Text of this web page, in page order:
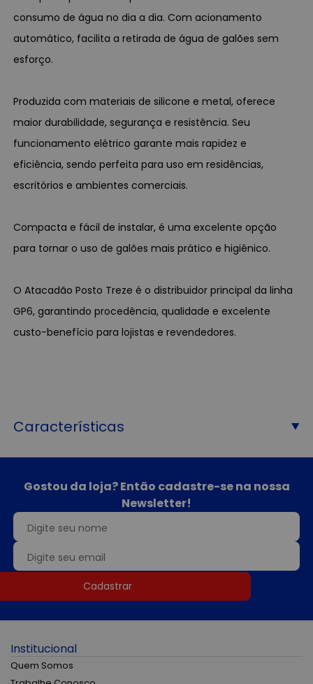
consumo de água no dia a dia. Com acionamento
automático, facilita a retirada de água de galões sem
esforço.
Produzida com materiais de silicone e metal, oferece
maior durabilidade, segurança e resistência. Seu
funcionamento elétrico garante mais rapidez e
eficiência, sendo perfeita para uso em residências,
escritórios e ambientes comerciais.
Compacta e fácil de instalar, é uma excelente opção
para tornar o uso de galões mais prático e higiênico.
O Atacadão Posto Treze é o distribuidor principal da linha
GP6, garantindo procedência, qualidade e excelente
custo-benefício para lojistas e revendedores.
Características
Gostou da loja? Então cadastre-se na nossa
Newsletter!
Cadastrar
Institucional
Quem Somos